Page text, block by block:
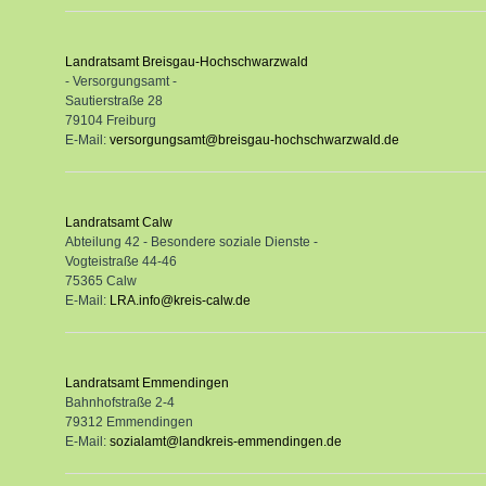
Landratsamt Breisgau-Hochschwarzwald
- Versorgungsamt -
Sautierstraße 28
79104 Freiburg
E-Mail: versorgungsamt@breisgau-hochschwarzwald.de
Landratsamt Calw
Abteilung 42 - Besondere soziale Dienste -
Vogteistraße 44-46
75365 Calw
E-Mail: LRA.info@kreis-calw.de
Landratsamt Emmendingen
Bahnhofstraße 2-4
79312 Emmendingen
E-Mail: sozialamt@landkreis-emmendingen.de